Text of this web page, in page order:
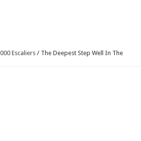
Escaliers / The Deepest Step Well In The